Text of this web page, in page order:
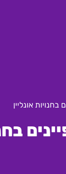
אונליין